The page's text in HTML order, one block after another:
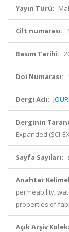
Yayın Türü:
Cilt numarası:
Basım Tarihi:
Doi Numarası:
Dergi Adı:
Derginin
Expanded (SCI-
Sayfa Sayıları:
Anahtar
permeability,
properties of
Açık Arşiv